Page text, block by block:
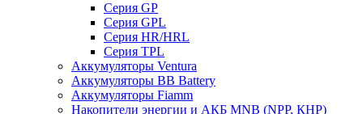
Cерия GP
Серия GPL
Серия HR/HRL
Серия TPL
Аккумуляторы Ventura
Аккумуляторы BB Battery
Аккумуляторы Fiamm
Накопители энергии и АКБ MNB (NPP, КНР)